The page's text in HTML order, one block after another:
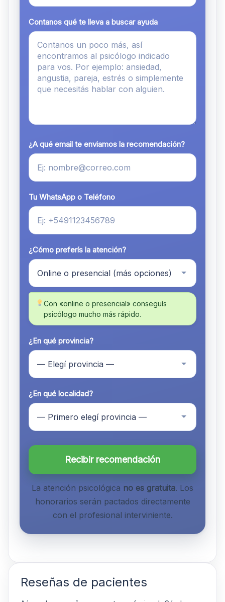
Contanos qué te lleva a buscar ayuda
¿A qué email te enviamos la recomendación?
Tu WhatsApp o Teléfono
¿Cómo preferís la atención?
Con «online o presencial» conseguís
psicólogo mucho más rápido.
¿En qué provincia?
¿En qué localidad?
Recibir recomendación
La atención psicológica no es gratuita. Los
honorarios serán pactados directamente
con el profesional interviniente.
Reseñas de pacientes